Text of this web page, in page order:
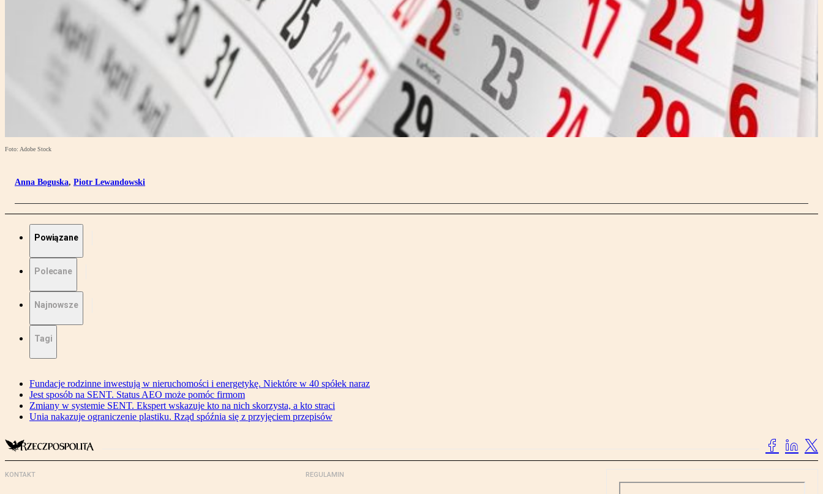
Foto: Adobe Stock
Anna Boguska, Piotr Lewandowski
Powiązane
Polecane
Najnowsze
Tagi
Fundacje rodzinne inwestują w nieruchomości i energetykę. Niektóre w 40 spółek naraz
Jest sposób na SENT. Status AEO może pomóc firmom
Zmiany w systemie SENT. Ekspert wskazuje kto na nich skorzysta, a kto straci
Unia nakazuje ograniczenie plastiku. Rząd spóźnia się z przyjęciem przepisów
KONTAKT REGULAMIN